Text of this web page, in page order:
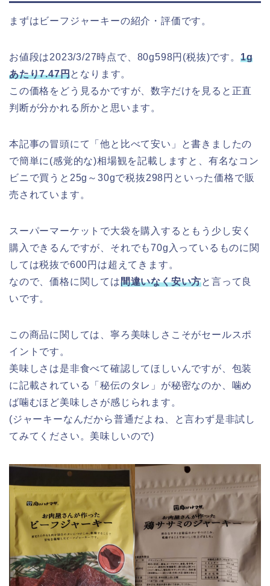
まずはビーフジャーキーの紹介・評価です。
お値段は2023/3/27時点で、80g598円(税抜)です。 1g
あたり7.47円となります。
この価格をどう見るかですが、数字だけを見ると正直
判断が分かれる所かと思います。
本記事の冒頭にて「他と比べて安い」と書きましたの
で簡単に(感覚的な)相場観を記載しますと、有名なコン
ビニで買うと25g～30gで税抜298円といった価格で販
売されています。
スーパーマーケットで大袋を購入するともう少し安く
購入できるんですが、それでも70g入っているものに関
しては税抜で600円は超えてきます。
なので、価格に関しては間違いなく安い方と言って良
いです。
この商品に関しては、寧ろ美味しさこそがセールスポ
イントです。
美味しさは是非食べて確認してほしいんですが、包装
に記載されている「秘伝のタレ」が秘密なのか、噛め
ば噛むほど美味しさが感じられます。
(ジャーキーなんだから普通だよね、と言わず是非試し
てみてください。美味しいので)